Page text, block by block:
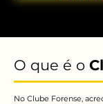
O que é o
No Clube Forense,